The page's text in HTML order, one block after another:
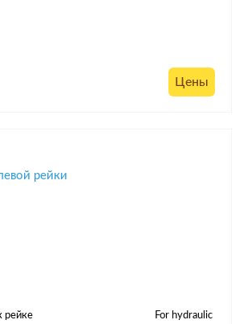
Цены
рейки
рейке For hydraulic